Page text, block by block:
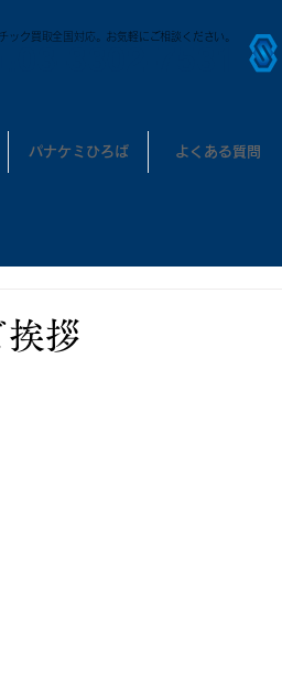
ック買取全国対応。お気軽にご相談ください。
パナケミひろば よくある質問
拶